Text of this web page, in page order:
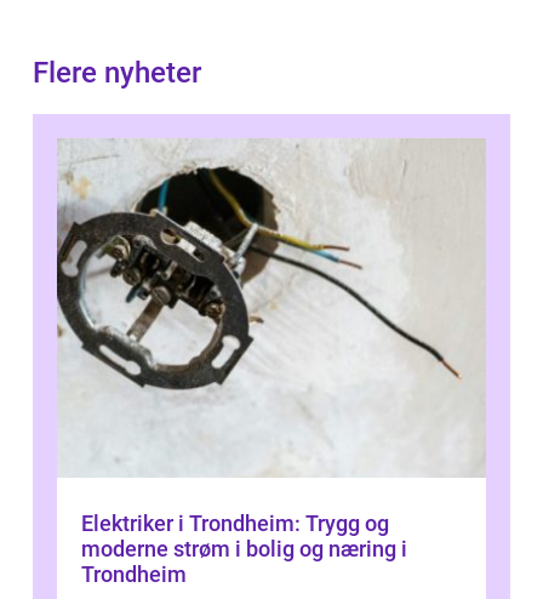
Flere nyheter
Elektriker i Trondheim: Trygg og
moderne strøm i bolig og næring i
Trondheim